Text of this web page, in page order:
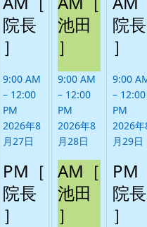
月
27
イ
院長
］
9:00 AM
– 12:00
PM
2026年8
月27日
PM［
院長
］
月
28
イ
池田
］
9:00 AM
– 12:00
PM
2026年8
月28日
AM［
池田
］
月
29
院長
］
9:00
– 12:00
PM
2026
月29日
PM
院長
］